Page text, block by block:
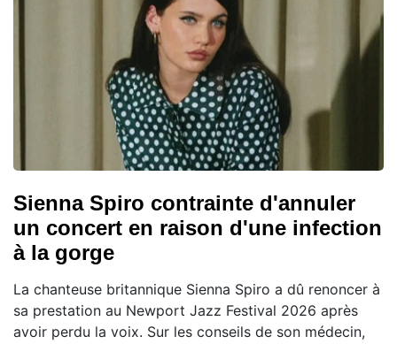
Sienna Spiro contrainte d'annuler
un concert en raison d'une infection
à la gorge
La chanteuse britannique Sienna Spiro a dû renoncer à
sa prestation au Newport Jazz Festival 2026 après
avoir perdu la voix. Sur les conseils de son médecin,